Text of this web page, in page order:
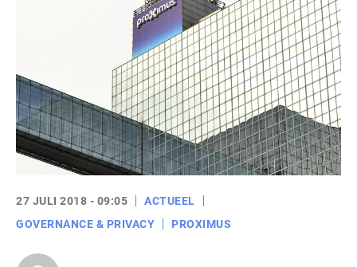
27 JULI 2018 - 09:05
ACTUEEL
GOVERNANCE & PRIVACY
PROXIMUS